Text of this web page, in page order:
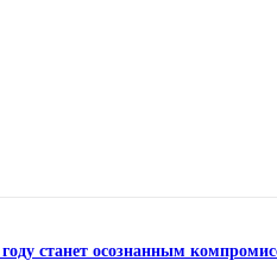
станет осознанным